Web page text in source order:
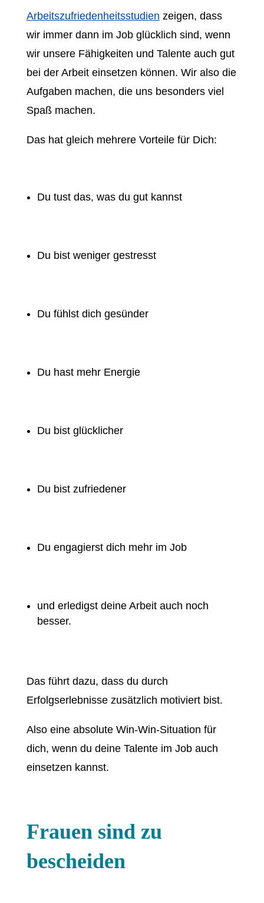
Arbeitszufriedenheitsstudien zeigen, dass
wir immer dann im Job glücklich sind, wenn
wir unsere Fähigkeiten und Talente auch gut
bei der Arbeit einsetzen können. Wir also die
Aufgaben machen, die uns besonders viel
Spaß machen.
Das hat gleich mehrere Vorteile für Dich:
Du tust das, was du gut kannst
Du bist weniger gestresst
Du fühlst dich gesünder
Du hast mehr Energie
Du bist glücklicher
Du bist zufriedener
Du engagierst dich mehr im Job
und erledigst deine Arbeit auch noch
besser.
Das führt dazu, dass du durch
Erfolgserlebnisse zusätzlich motiviert bist.
Also eine absolute Win-Win-Situation für
dich, wenn du deine Talente im Job auch
einsetzen kannst.
Frauen sind zu
bescheiden